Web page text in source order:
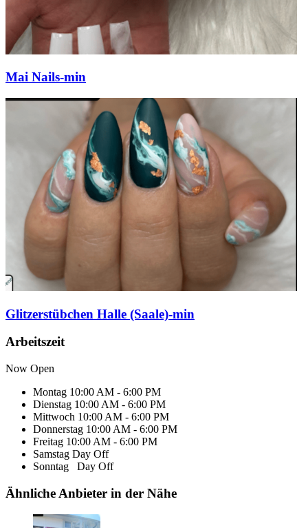
Mai Nails-min
Glitzerstübchen Halle (Saale)-min
Arbeitszeit
Now Open
Montag 10:00 AM - 6:00 PM
Dienstag 10:00 AM - 6:00 PM
Mittwoch 10:00 AM - 6:00 PM
Donnerstag 10:00 AM - 6:00 PM
Freitag 10:00 AM - 6:00 PM
Samstag Day Off
Sonntag Day Off
Ähnliche Anbieter in der Nähe